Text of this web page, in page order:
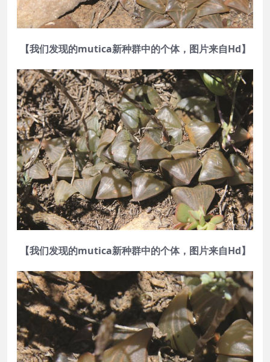
【我们发现的mutica新种群中的个体，图片来自Hd】
【我们发现的mutica新种群中的个体，图片来自Hd】